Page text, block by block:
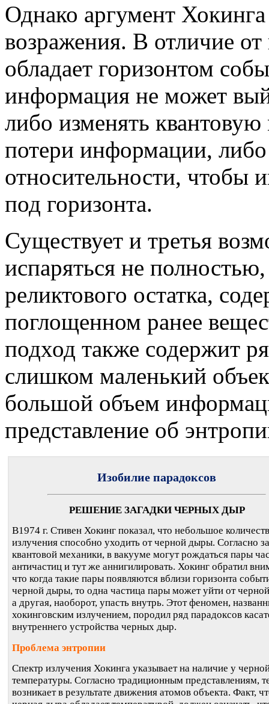
Однако аргумент
возражения. В отличие
обладает горизонтом
информация не может
либо изменять
потери информации,
относительности, чтобы
под горизонта.
Существует и третья
испаряться не
реликтового остатка,
поглощенном ранее
подход также содержит
слишком маленький
большой объем
представление об
Изобилие парадоксов
РЕШЕНИЕ ЗАГАДКИ ЧЕРНЫХ ДЫР
В1974 г. Стивен Хокинг показал, что небольшое
излучения способно уходить от черной дыры. Согласно
квантовой механики, в вакууме могут рождаться пары
античастиц и тут же аннигилировать. Хокинг обратил
что когда такие пары появляются вблизи горизонта
черной дыры, то одна частица пары может уйти от
а другая, наоборот, упасть внутрь. Этот феномен,
хокинговским излучением, породил ряд парадоксов
внутреннего устройства черных дыр.
Проблема энтропии
Спектр излучения Хокинга указывает на наличие у
температуры. Согласно традиционным представлениям,
возникает в результате движения атомов объекта. Факт,